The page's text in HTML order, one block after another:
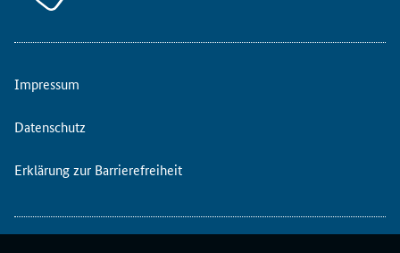
Impressum
Datenschutz
Erklärung zur Barrierefreiheit